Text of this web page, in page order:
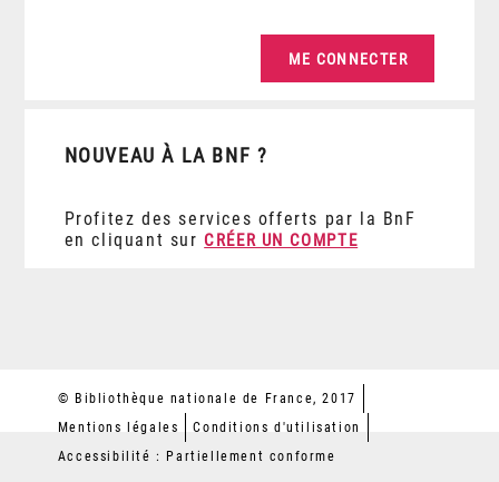
NOUVEAU À LA BNF ?
Profitez des services offerts par la BnF
en cliquant sur CRÉER UN COMPTE
© Bibliothèque nationale de France, 2017
Mentions légales
Conditions d'utilisation
Accessibilité : Partiellement conforme